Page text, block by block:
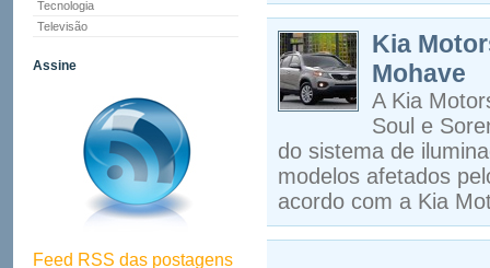
Tecnologia
Televisão
Assine
Feed RSS das postagens
Kia
Mohave
A Kia
Soul e
do sistema de
modelos afetados
acordo com a Kia